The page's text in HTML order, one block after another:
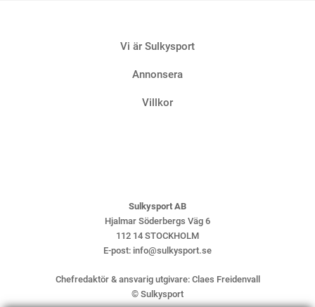
Vi är Sulkysport
Annonsera
Villkor
Sulkysport AB
Hjalmar Söderbergs Väg 6
112 14 STOCKHOLM
E-post: info@sulkysport.se
Chefredaktör & ansvarig utgivare: Claes Freidenvall
© Sulkysport